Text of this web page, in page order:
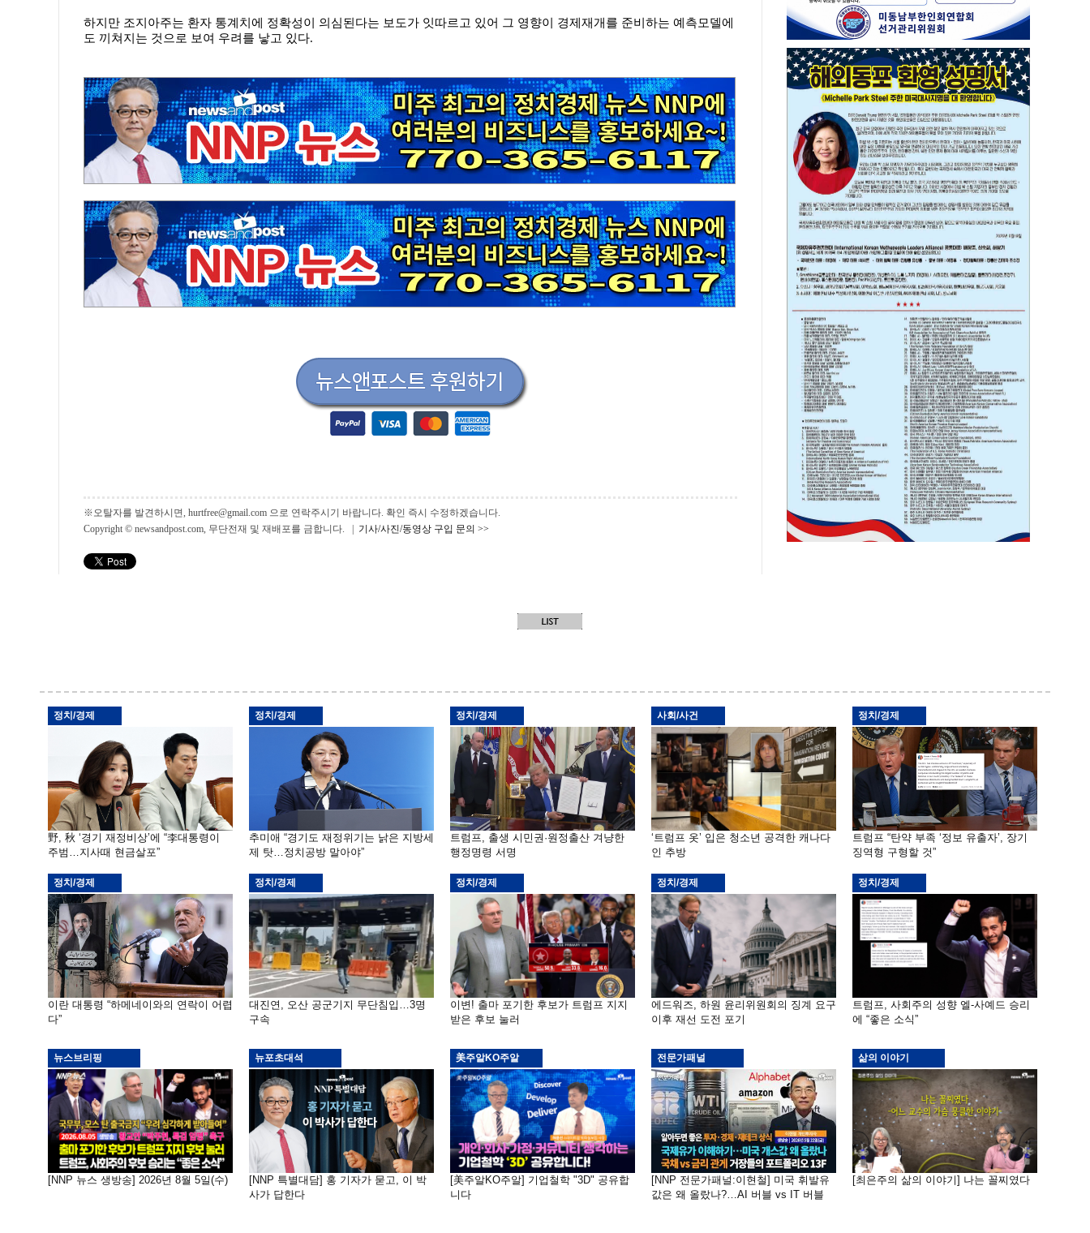
하지만 조지아주는 환자 통계치에 정확성이 의심된다는 보도가 잇따르고 있어 그 영향이 경제재개를 준비하는 예측모델에
도 끼쳐지는 것으로 보여 우려를 낳고 있다.
※오탈자를 발견하시면, hurtfree@gmail.com 으로 연락주시기 바랍니다. 확인 즉시 수정하겠습니다.
Copyright © newsandpost.com, 무단전재 및 재배포를 금합니다. | 기사/사진/동영상 구입 문의 >>
정치/경제
野, 秋 ‘경기 재정비상’에 “李대통령이
주범…지사때 현금살포”
정치/경제
추미애 “경기도 재정위기는 낡은 지방세
제 탓…정치공방 말아야”
정치/경제
트럼프, 출생 시민권·원정출산 겨냥한
행정명령 서명
사회/사건
‘트럼프 옷’ 입은 청소년 공격한 캐나다
인 추방
정치/경제
트럼프 “탄약 부족 ‘정보 유출자’, 장기
징역형 구형할 것”
정치/경제
이란 대통령 “하메네이와의 연락이 어렵
다”
정치/경제
대진연, 오산 공군기지 무단침입…3명
구속
정치/경제
이변! 출마 포기한 후보가 트럼프 지지
받은 후보 눌러
정치/경제
에드워즈, 하원 윤리위원회의 징계 요구
이후 재선 도전 포기
정치/경제
트럼프, 사회주의 성향 엘-사예드 승리
에 “좋은 소식”
뉴스브리핑
[NNP 뉴스 생방송] 2026년 8월 5일(수)
뉴포초대석
[NNP 특별대담] 홍 기자가 묻고, 이 박
사가 답한다
美주알KO주알
[美주알KO주알] 기업철학 "3D" 공유합
니다
전문가패널
[NNP 전문가패널:이현철] 미국 휘발유
값은 왜 올랐나?…AI 버블 vs IT 버블
삶의 이야기
[최은주의 삶의 이야기] 나는 꼴찌였다